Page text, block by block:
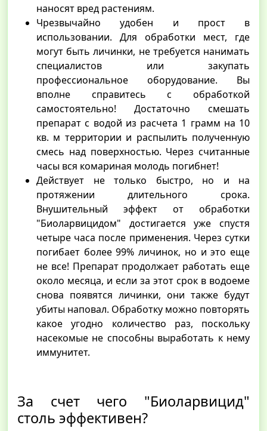
наносят вред растениям.
Чрезвычайно удобен и прост в
использовании. Для обработки мест, где
могут быть личинки, не требуется нанимать
специалистов или закупать
профессиональное оборудование. Вы
вполне справитесь с обработкой
самостоятельно! Достаточно смешать
препарат с водой из расчета 1 грамм на 10
кв. м территории и распылить полученную
смесь над поверхностью. Через считанные
часы вся комариная молодь погибнет!
Действует не только быстро, но и на
протяжении длительного срока.
Внушительный эффект от обработки
"Биоларвицидом" достигается уже спустя
четыре часа после применения. Через сутки
погибает более 99% личинок, но и это еще
не все! Препарат продолжает работать еще
около месяца, и если за этот срок в водоеме
снова появятся личинки, они также будут
убиты наповал. Обработку можно повторять
какое угодно количество раз, поскольку
насекомые не способны выработать к нему
иммунитет.
За счет чего "Биоларвицид"
столь эффективен?